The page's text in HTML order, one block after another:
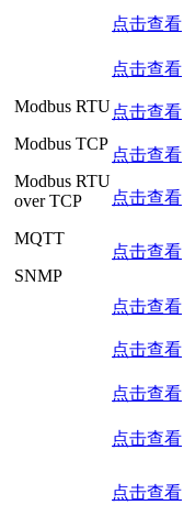
Modbus RTU
Modbus TCP
Modbus RTU
over TCP
MQTT
SNMP
点击查看
点击查看
点击查看
点击查看
点击查看
点击查看
点击查看
点击查看
点击查看
点击查看
点击查看